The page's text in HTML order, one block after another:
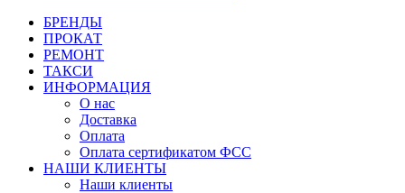
БРЕНДЫ
ПРОКАТ
РЕМОНТ
ТАКСИ
ИНФОРМАЦИЯ
О нас
Доставка
Оплата
Оплата сертификатом ФСС
НАШИ КЛИЕНТЫ
Наши клиенты